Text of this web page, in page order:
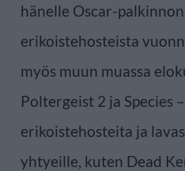
hänelle Oscar-
erikoistehosteista
myös muun muassa
Poltergeist 2 ja Species
erikoistehosteita ja
yhtyeille, kuten Dead